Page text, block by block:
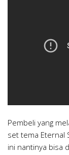
Pembeli yang
set tema Eternal
ini nantinya bisa